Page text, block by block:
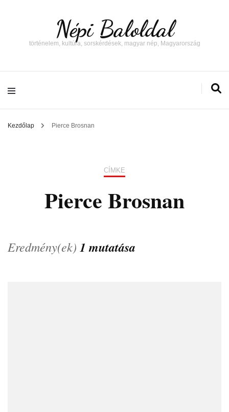
Népi Baloldal
történelem, kultúra, sorskérdések, magyar nép, Magyarország
Kezdőlap Pierce Brosnan
CÍMKE
Pierce Brosnan
Eredmény(ek) 1 mutatása